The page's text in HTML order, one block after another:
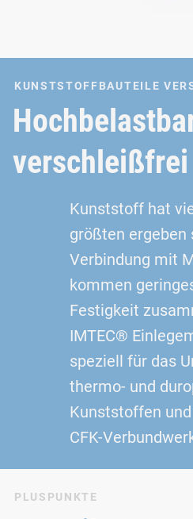
KUNSTSTOFFBAUTEILE
verschleißfrei
Kunststoff hat
größten ergeben
Verbindung mit
kommen
Festigkeit
IMTEC®
speziell für das
thermo‑ und
Kunststoffen
CFK-
PLUSPUNKTE